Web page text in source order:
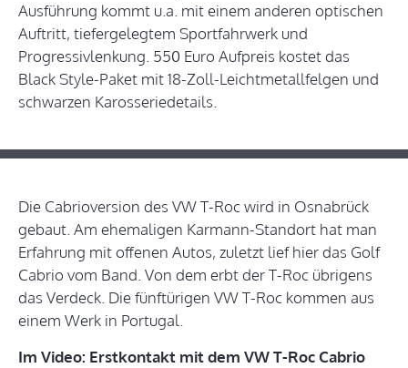
Ausführung kommt u.a. mit einem anderen optischen
Auftritt, tiefergelegtem Sportfahrwerk und
Progressivlenkung. 550 Euro Aufpreis kostet das
Black Style-Paket mit 18-Zoll-Leichtmetallfelgen und
schwarzen Karosseriedetails.
Die Cabrioversion des VW T-Roc wird in Osnabrück
gebaut. Am ehemaligen Karmann-Standort hat man
Erfahrung mit offenen Autos, zuletzt lief hier das Golf
Cabrio vom Band. Von dem erbt der T-Roc übrigens
das Verdeck. Die fünftürigen VW T-Roc kommen aus
einem Werk in Portugal.
Im Video: Erstkontakt mit dem VW T-Roc Cabrio